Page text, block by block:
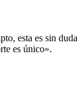
esta es sin duda
es único».